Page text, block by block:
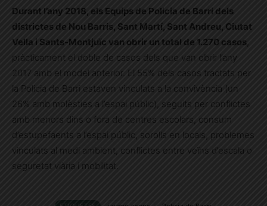
Durant l’any 2018, els Equips de Policia de Barri dels
districtes de Nou Barris, Sant Martí, Sant Andreu, Ciutat
Vella i Sants-Montjuïc van obrir un total de 1.270 casos,
pràcticament el doble de casos dels que van obrir l’any
2017 amb el model anterior. El 55% dels casos tractats per
la Policia de Barri estaven vinculats a la convivència (un
26% amb molèsties a l’espai públic), seguits per conflictes
amb menors dins o fora de centres escolars, consum
d’estupefaents a l’espai públic, sorolls en locals, problemes
vinculats al medi ambient, conflictes entre veïns d’escala o
seguretat viària i mobilitat.